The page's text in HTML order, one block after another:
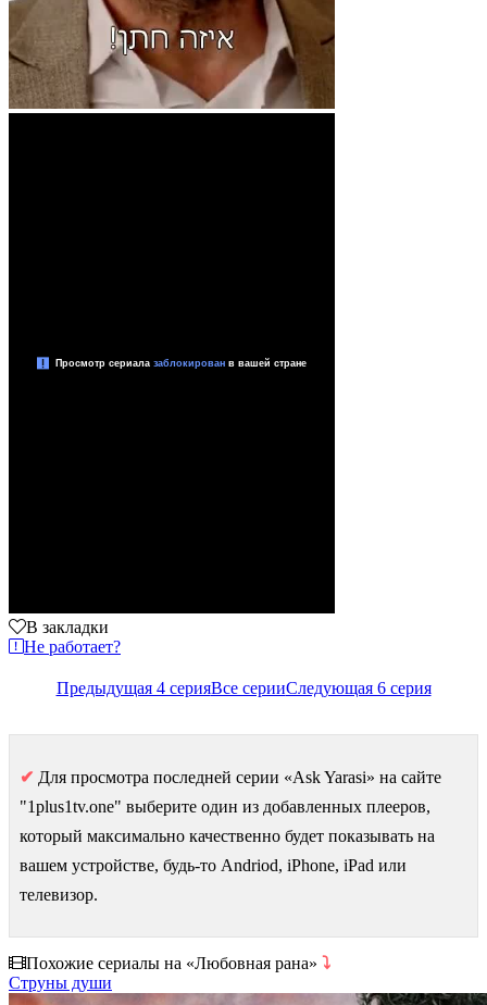
В закладки
Не работает?
Предыдущая 4 серияВсе серииСледующая 6 серия
✔ Для просмотра последней серии «Ask Yarasi» на сайте
"1plus1tv.one" выберите один из добавленных плееров,
который максимально качественно будет показывать на
вашем устройстве, будь-то Andriod, iPhone, iPad или
телевизор.
Похожие сериалы на «Любовная рана» ⤵
Струны души